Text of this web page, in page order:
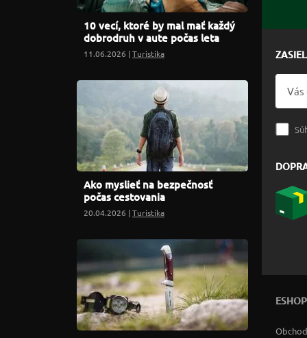
10 vecí, ktoré by mal mať každý
dobrodruh v aute počas leta
11.06.2026 |Turistika
Ako myslieť na bezpečnosť
počas cestovania
20.04.2026 |Turistika